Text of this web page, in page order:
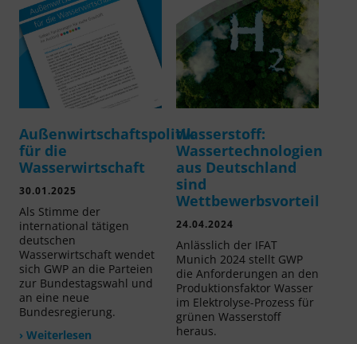
Außenwirtschaftspolitik
für die
Wasserwirtschaft
30.01.2025
Als Stimme der
international tätigen
deutschen
Wasserwirtschaft wendet
sich GWP an die Parteien
zur Bundestagswahl und
an eine neue
Bundesregierung.
› Weiterlesen
Wasserstoff:
Wassertechnologien
aus Deutschland
sind
Wettbewerbsvorteil
24.04.2024
Anlässlich der IFAT
Munich 2024 stellt GWP
die Anforderungen an den
Produktionsfaktor Wasser
im Elektrolyse-Prozess für
grünen Wasserstoff
heraus.